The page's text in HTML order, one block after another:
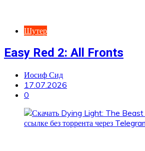
Шутер
Easy Red 2: All Fronts
Иосиф Сид
17.07.2026
0